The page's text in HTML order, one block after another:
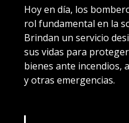
Hoy en día, los
rol fundamental en la
Brindan un servicio
sus vidas para
bienes ante incendios,
y otras emergencias.